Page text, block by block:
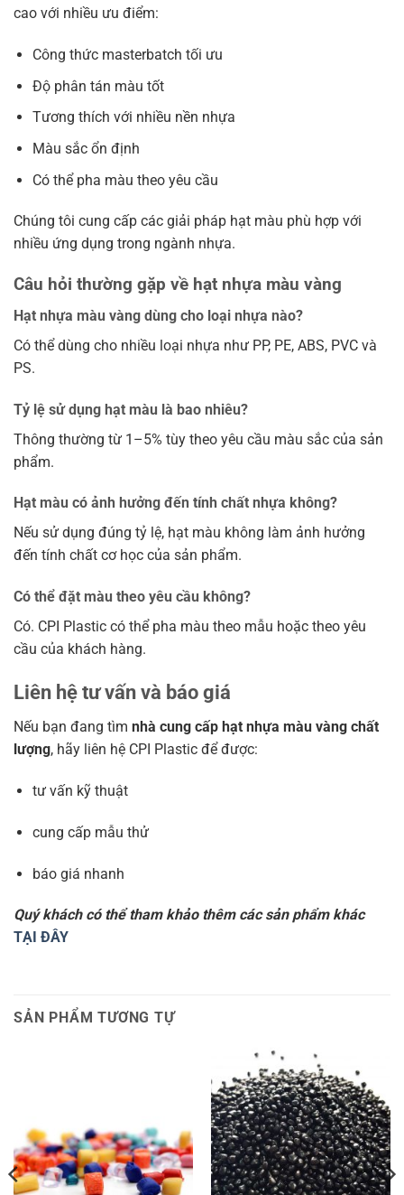
cao với nhiều ưu điểm:
Công thức masterbatch tối ưu
Độ phân tán màu tốt
Tương thích với nhiều nền nhựa
Màu sắc ổn định
Có thể pha màu theo yêu cầu
Chúng tôi cung cấp các giải pháp hạt màu phù hợp với
nhiều ứng dụng trong ngành nhựa.
Câu hỏi thường gặp về hạt nhựa màu vàng
Hạt nhựa màu vàng dùng cho loại nhựa nào?
Có thể dùng cho nhiều loại nhựa như PP, PE, ABS, PVC và
PS.
Tỷ lệ sử dụng hạt màu là bao nhiêu?
Thông thường từ 1–5% tùy theo yêu cầu màu sắc của sản
phẩm.
Hạt màu có ảnh hưởng đến tính chất nhựa không?
Nếu sử dụng đúng tỷ lệ, hạt màu không làm ảnh hưởng
đến tính chất cơ học của sản phẩm.
Có thể đặt màu theo yêu cầu không?
Có. CPI Plastic có thể pha màu theo mẫu hoặc theo yêu
cầu của khách hàng.
Liên hệ tư vấn và báo giá
Nếu bạn đang tìm nhà cung cấp hạt nhựa màu vàng chất
lượng, hãy liên hệ CPI Plastic để được:
tư vấn kỹ thuật
cung cấp mẫu thử
báo giá nhanh
Quý khách có thể tham khảo thêm các sản phẩm khác
TẠI ĐÂY
SẢN PHẨM TƯƠNG TỰ